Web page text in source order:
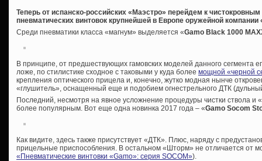
Теперь от испанско-российских «Маэстро» перейдем к
пневматических винтовок крупнейшей в Европе оружейной компании
Среди пневматики класса «магнум» выделяется «Gamo Black 1000
В принципе, от предшествующих гамовских моделей данного сегмента
ложе, по стилистике сходное с таковыми у куда более мощной «черной
крепления оптического прицела и, конечно, жутко модная нынче
«глушитель», оснащенный еще и подобием огнестрельного ДТК
Последний, несмотря на явное усложнение процедуры чистки ствола и
более популярным. Вот еще одна новинка 2017 года – «Gamo Socom
Как видите, здесь также присутствует «ДТК». Плюс, наряду с
прицельные приспособления. В остальном «Шторм» не отличается от
«Пневматические винтовки «Gamo»: серия SOCOM»).